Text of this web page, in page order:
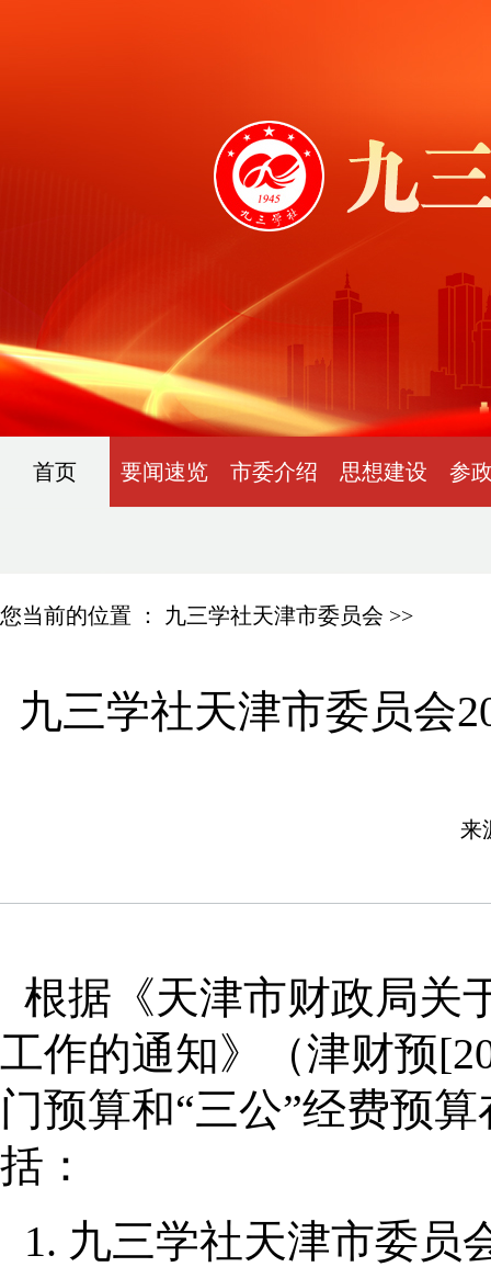
首页 要闻速览 市委介绍 思想建设 参
您当前的位置 ： 九三学社天津市委员会 >>
九三学社天津市委员会
根据《天津市财政局关
工作的通知》（津财预
门预算和“三公”经费预
括：
1. 九三学社天津市委员